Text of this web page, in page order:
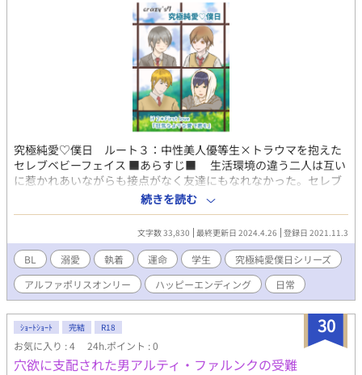
究極純愛♡僕日 ルート３：中性美人優等生×トラウマを抱えた
セレブベビーフェイス ■あらすじ■ 生活環境の違う二人は互い
に惹かれあいながらも接点がなく友達にもなれなかった。セレブ
ということから、中学の時純真無垢な久隆はある女の子に交際を
申し込まれる。しかし、それは金目当てであり、誰がみてもカッ
コいい幼馴染みの聖に近づく策略だったと知る。そのことで自信
を失ってしまった久隆は塞いでしまうことになるのだが。 真実
を知ったその日、傷ついて泣いている久隆を慰めてくれたのは咲
夜だった。咲夜のほうは入学式で見かけたときから久隆が好きだ
ったが、久隆は慰めてくれたことがきっかけで彼に好意を抱き始
める。どうしても教室で声のかけられなかった久隆は咲夜がＡＧ
というオンラインゲームをやっていることを知る。自然を装って
彼に近づき仲良くなってゆく二人。 果たして二人の運命は
━━━━？
続きを読む
文字数 33,830 最終更新日 2024.4.26 登録日 2021.11.3
BL 溺愛 執着 運命 学生
究極純愛僕日シリーズ
アルファポリスオンリー
ハッピーエンディング 日常
30
ｼｮｰﾄｼｮｰﾄ 完結 R18
お気に入り : 4 24h.ポイント : 0
穴欲に支配された男アルティ・ファルンクの受難